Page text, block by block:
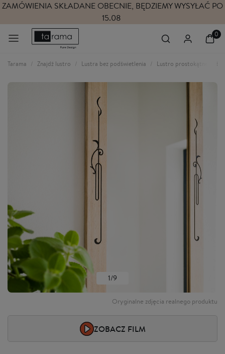
ZAMÓWIENIA SKŁADANE OBECNIE, BĘDZIEMY WYSYŁAĆ PO
15.08
Tarama Znajdź lustro Lustra bez podświetlenia Lustro prostokątne w
1/9
Oryginalne zdjęcia realnego produktu
ZOBACZ FILM